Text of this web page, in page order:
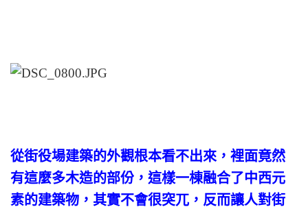
從街役場建築的外觀根本看不出來，裡面竟然
有這麼多木造的部份，這樣一棟融合了中西元
素的建築物，其實不會很突兀，反而讓人對街